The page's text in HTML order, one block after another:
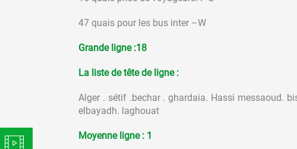
47 quais pour les bus inter –W
Grande ligne :18
La liste de tête de ligne :
Alger . sétif .bechar . ghardaia. Hassi messaoud.
elbayadh. laghouat
Moyenne ligne : 1